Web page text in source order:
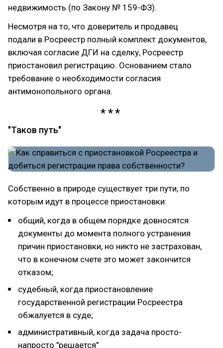
недвижимость (по Закону № 159-ФЗ).
Несмотря на то, что доверитель и продавец
подали в Росреестр полный комплект документов,
включая согласие ДГИ на сделку, Росреестр
приостановил регистрацию. Основанием стало
требование о необходимости согласия
антимонопольного органа.
"Таков путь"
Собственно в природе существует три пути, по
которым идут в процессе приостановки:
общий, когда в общем порядке довносятся
документы до момента полного устранения
причин приостановки, но никто не застрахован,
что в конечном счете это может закончится
отказом;
судебный, когда приостановление
государственной регистрации Росреестра
обжалуется в суде;
административный, когда задача просто-
напросто "решается"